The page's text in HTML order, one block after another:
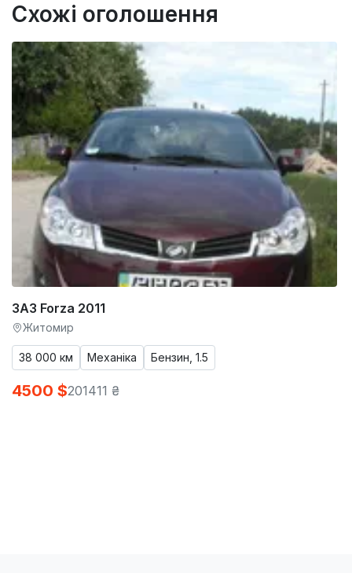
Схожі оголошення
ЗАЗ Forza 2011
Житомир
38 000 км Механіка Бензин, 1.5
4500 $201411 ₴